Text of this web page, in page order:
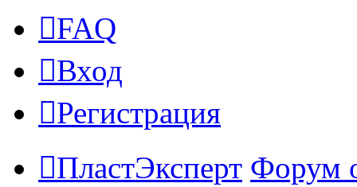
FAQ
Вход
Регистрация
ПластЭксперт Форум